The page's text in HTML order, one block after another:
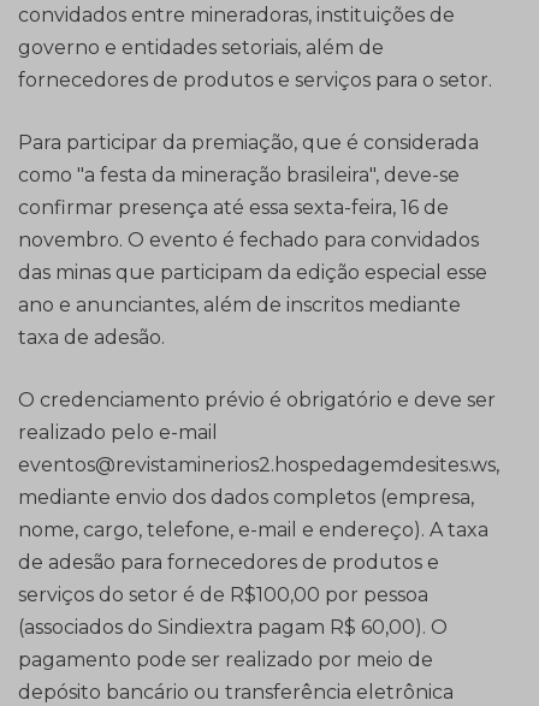
convidados entre mineradoras, instituições de
governo e entidades setoriais, além de
fornecedores de produtos e serviços para o setor.
Para participar da premiação, que é considerada
como "a festa da mineração brasileira", deve-se
confirmar presença até essa sexta-feira, 16 de
novembro. O evento é fechado para convidados
das minas que participam da edição especial esse
ano e anunciantes, além de inscritos mediante
taxa de adesão.
O credenciamento prévio é obrigatório e deve ser
realizado pelo e-mail
eventos@revistaminerios2.hospedagemdesites.ws,
mediante envio dos dados completos (empresa,
nome, cargo, telefone, e-mail e endereço). A taxa
de adesão para fornecedores de produtos e
serviços do setor é de R$100,00 por pessoa
(associados do Sindiextra pagam R$ 60,00). O
pagamento pode ser realizado por meio de
depósito bancário ou transferência eletrônica